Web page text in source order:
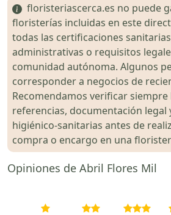
floristeriascerca.es no puede
floristerías incluidas en este
todas las certificaciones
administrativas o requisitos
comunidad autónoma. Algunos
corresponder a negocios de
Recomendamos verificar siempre
referencias, documentación legal
higiénico-sanitarias antes de
compra o encargo en una
Opiniones de Abril Flores Mil